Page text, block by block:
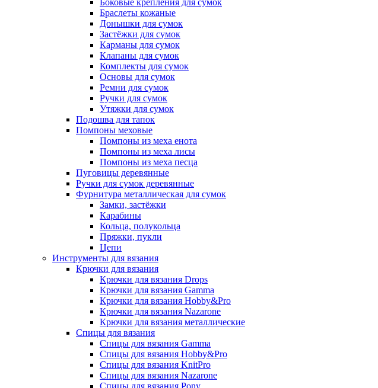
Боковые крепления для сумок
Браслеты кожаные
Донышки для сумок
Застёжки для сумок
Карманы для сумок
Клапаны для сумок
Комплекты для сумок
Основы для сумок
Ремни для сумок
Ручки для сумок
Утяжки для сумок
Подошва для тапок
Помпоны меховые
Помпоны из меха енота
Помпоны из меха лисы
Помпоны из меха песца
Пуговицы деревянные
Ручки для сумок деревянные
Фурнитура металлическая для сумок
Замки, застёжки
Карабины
Кольца, полукольца
Пряжки, пукли
Цепи
Инструменты для вязания
Крючки для вязания
Крючки для вязания Drops
Крючки для вязания Gamma
Крючки для вязания Hobby&Pro
Крючки для вязания Nazarone
Крючки для вязания металлические
Спицы для вязания
Спицы для вязания Gamma
Спицы для вязания Hobby&Pro
Спицы для вязания KnitPro
Спицы для вязания Nazarone
Спицы для вязания Pony